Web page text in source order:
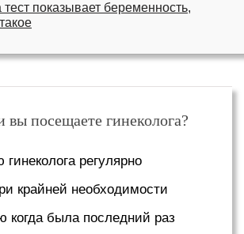
показывает беременность,
вы посещаете гинеколога?
регулярно
крайней необходимости
когда была последний раз